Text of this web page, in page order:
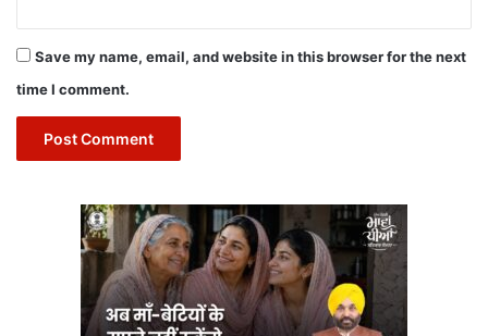
Save my name, email, and website in this browser for the next
time I comment.